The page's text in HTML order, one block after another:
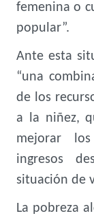
femenina o
popular”.
Ante esta
“una
de los
a la niñez,
mejorar
ingresos
situación de
La pobreza